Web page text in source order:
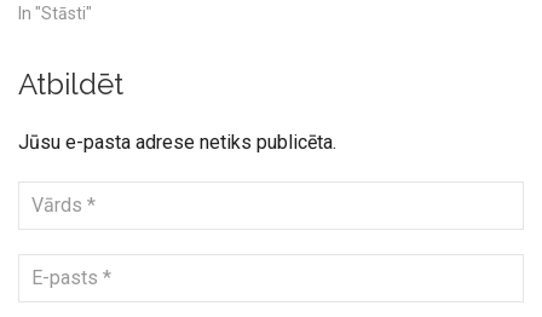
In "Stāsti"
Atbildēt
Jūsu e-pasta adrese netiks publicēta.